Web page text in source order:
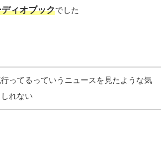
ィオブックでした
ってるっていうニュースを見たような気
れない